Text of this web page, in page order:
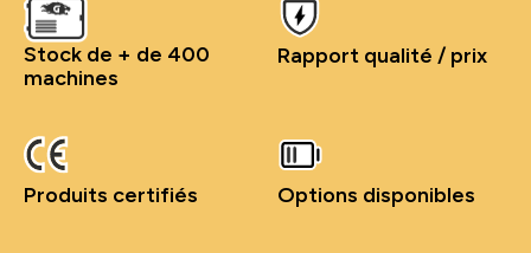
Stock de + de 400
machines
Rapport qualité / prix
Produits certifiés Options disponibles